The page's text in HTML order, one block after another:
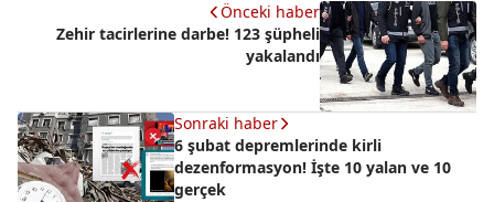
Önceki haber
Zehir tacirlerine darbe! 123 şüpheli
yakalandı
Sonraki haber
6 şubat depremlerinde kirli
dezenformasyon! İşte 10 yalan ve 10
gerçek